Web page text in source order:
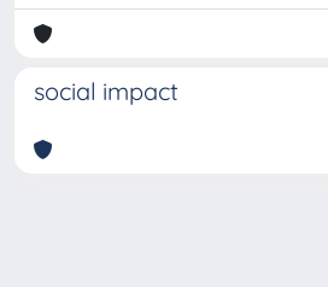
social impact